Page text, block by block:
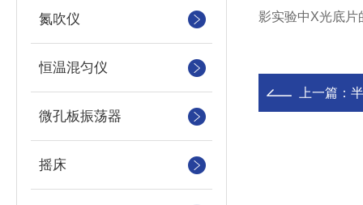
氮吹仪
恒温混匀仪
微孔板振荡器
摇床
影实验中X光底片
上一篇：